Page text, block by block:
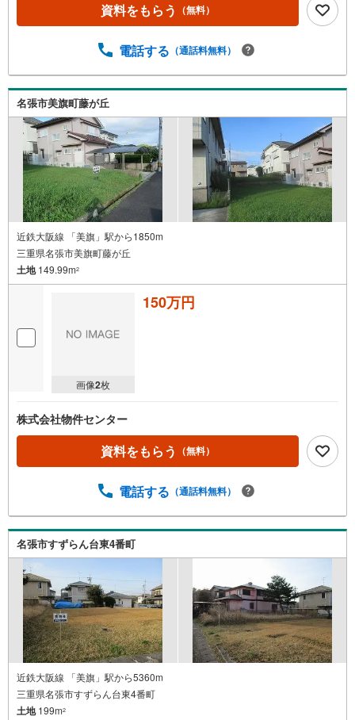
資料をもらう （無料）
電話する （通話料無料）
名張市美旗町藤が丘
近鉄大阪線 「美旗」駅から1850m
三重県名張市美旗町藤が丘
土地149.99m2
画像2枚
150万円
株式会社物件センター
資料をもらう （無料）
電話する （通話料無料）
名張市すずらん台東4番町
近鉄大阪線 「美旗」駅から5360m
三重県名張市すずらん台東4番町
土地199m2